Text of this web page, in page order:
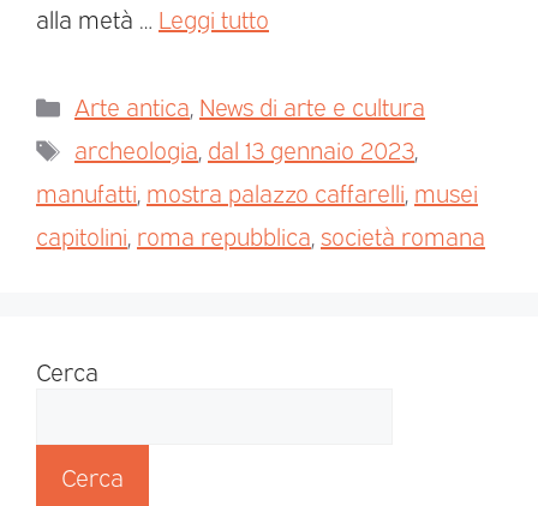
alla metà … Leggi tutto
Arte antica News di arte e cultura
archeologia dal 13 gennaio 2023
manufatti mostra palazzo caffarelli musei
capitolini roma repubblica società romana
Cerca
Cerca